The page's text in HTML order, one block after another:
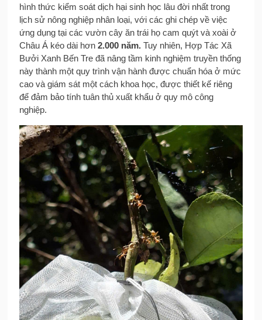
hình thức kiểm soát dịch hại sinh học lâu đời nhất trong
lịch sử nông nghiệp nhân loại, với các ghi chép về việc
ứng dụng tại các vườn cây ăn trái họ cam quýt và xoài ở
Châu Á kéo dài hơn2.000 năm. Tuy nhiên, Hợp Tác Xã
Bưởi Xanh Bến Tre đã nâng tầm kinh nghiệm truyền thống
này thành một quy trình vận hành được chuẩn hóa ở mức
cao và giám sát một cách khoa học, được thiết kế riêng
để đảm bảo tính tuân thủ xuất khẩu ở quy mô công
nghiệp.